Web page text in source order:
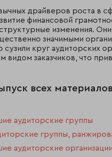
драйверов роста в
финансовой
изменения.
значимыми
круг аудиторских
видом заказчиков, что
всех
аудиторские группы
группы,
аудиторские организации